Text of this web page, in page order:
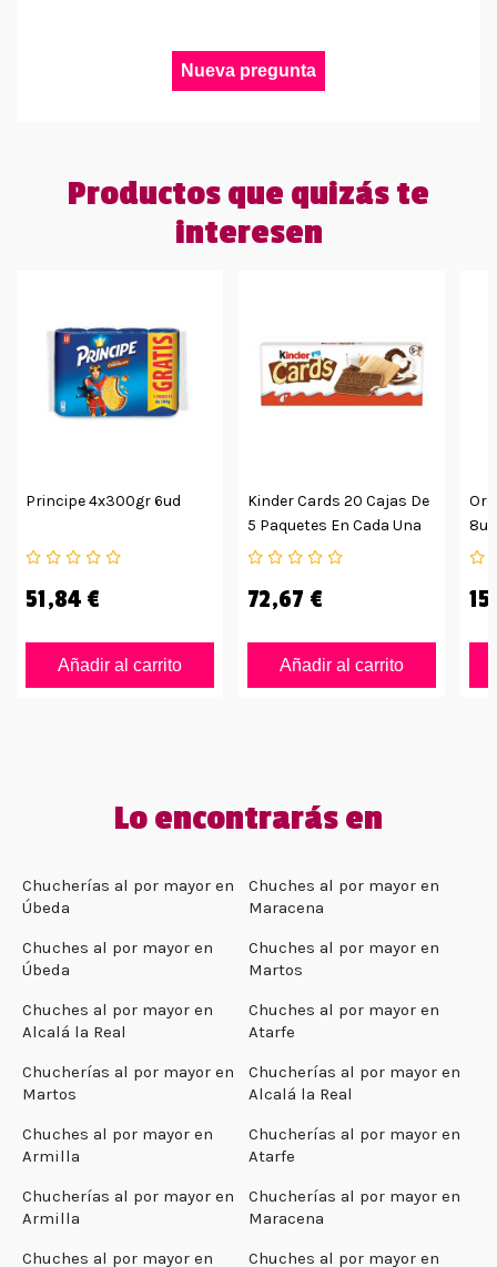
Nueva pregunta
Productos que quizás te
interesen
Principe 4x300gr 6ud
51,84 €
Añadir al carrito
Kinder Cards 20 Cajas De
5 Paquetes En Cada Una
72,67 €
Añadir al carrito
8ud
Lo encontrarás en
Chucherías al por mayor en
Úbeda
Chuches al por mayor en
Maracena
Chuches al por mayor en
Úbeda
Chuches al por mayor en
Martos
Chuches al por mayor en
Alcalá la Real
Chuches al por mayor en
Atarfe
Chucherías al por mayor en
Martos
Chucherías al por mayor en
Alcalá la Real
Chuches al por mayor en
Armilla
Chucherías al por mayor en
Atarfe
Chucherías al por mayor en
Armilla
Chucherías al por mayor en
Maracena
Chuches al por mayor en
Chuches al por mayor en